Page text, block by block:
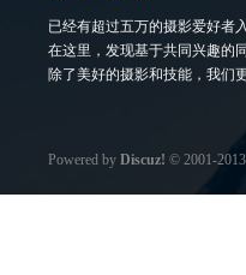
已经有超过五万的摄影爱好者
在这里，发现基于共同兴趣的
除了美好的摄影和技能，我们
Powered by Discuz! © 2001-2013